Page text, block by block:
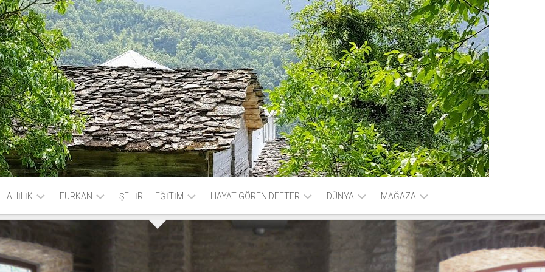
AHİLİK FURKAN ŞEHİR EĞİTİM HAYAT GÖREN DEFTER DÜNYA MAĞAZA
HESABIM
SEPET